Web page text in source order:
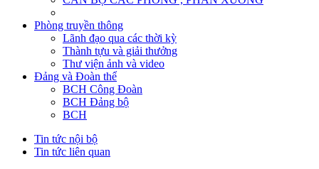
Phòng truyền thông
Lãnh đạo qua các thời kỳ
Thành tựu và giải thưởng
Thư viện ảnh và video
Đảng và Đoàn thể
BCH Công Đoàn
BCH Đảng bộ
BCH
Tin tức nội bộ
Tin tức liên quan